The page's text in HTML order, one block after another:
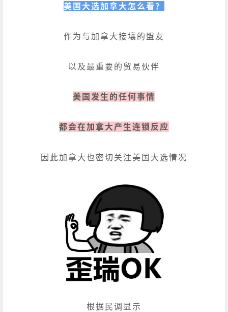
美国大选加拿大怎么看？
作为与加拿大接壤的盟友
以及最重要的贸易伙伴
美国发生的任何事情
都会在加拿大产生连锁反应
因此加拿大也密切关注美国大选情况
根据民调显示